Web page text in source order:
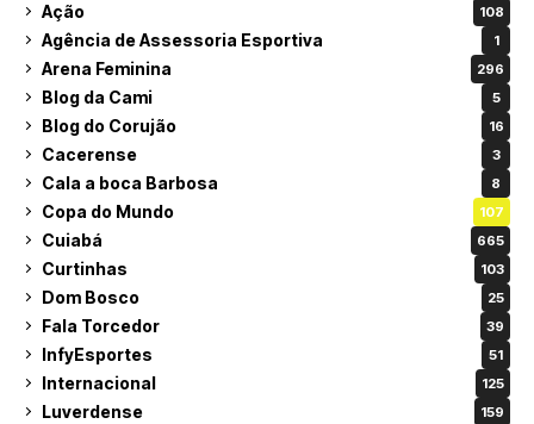
Ação 108
Agência de Assessoria Esportiva 1
Arena Feminina 296
Blog da Cami 5
Blog do Corujão 16
Cacerense 3
Cala a boca Barbosa 8
Copa do Mundo 107
Cuiabá 665
Curtinhas 103
Dom Bosco 25
Fala Torcedor 39
InfyEsportes 51
Internacional 125
Luverdense 159